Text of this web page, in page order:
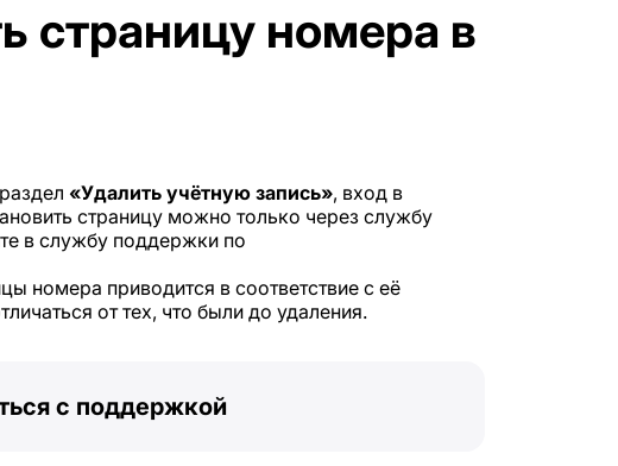
страницу номера в
«Удалить учётную запись», вход в
страницу можно только через службу
в службу поддержки по
номера приводится в соответствие с её
от тех, что были до удаления.
с поддержкой